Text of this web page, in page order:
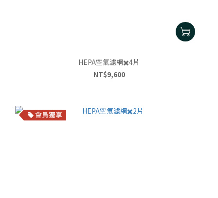
HEPA空氣濾網✖️4片
NT$9,600
會員獨享